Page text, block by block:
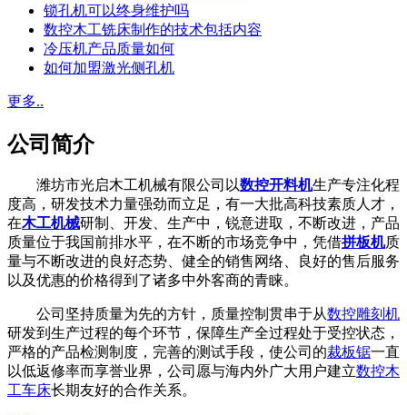
锁孔机可以终身维护吗
数控木工铣床制作的技术包括内容
冷压机产品质量如何
如何加盟激光侧孔机
更多..
公司简介
潍坊市光启木工机械有限公司以数控开料机生产专注化程
度高，研发技术力量强劲而立足，有一大批高科技素质人才，
在木工机械研制、开发、生产中，锐意进取，不断改进，产品
质量位于我国前排水平，在不断的市场竞争中，凭借拼板机质
量与不断改进的良好态势、健全的销售网络、良好的售后服务
以及优惠的价格得到了诸多中外客商的青睐。
公司坚持质量为先的方针，质量控制贯串于从数控雕刻机
研发到生产过程的每个环节，保障生产全过程处于受控状态，
严格的产品检测制度，完善的测试手段，使公司的裁板锯一直
以低返修率而享誉业界，公司愿与海内外广大用户建立数控木
工车床长期友好的合作关系。